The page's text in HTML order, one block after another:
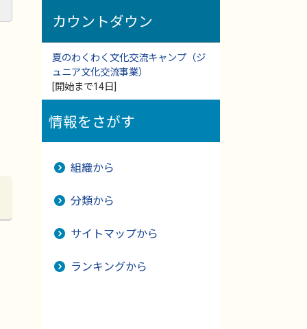
カウントダウン
夏のわくわく文化交流キャンプ（ジ
ュニア文化交流事業）
[開始まで14日]
情報をさがす
組織から
分類から
サイトマップから
ランキングから